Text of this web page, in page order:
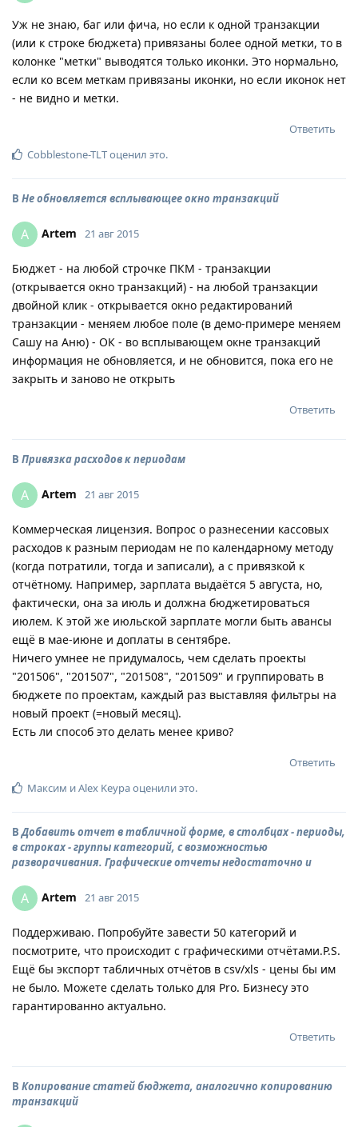
Уж не знаю, баг или фича, но если к одной транзакции
(или к строке бюджета) привязаны более одной метки, то в
колонке "метки" выводятся только иконки. Это нормально,
если ко всем меткам привязаны иконки, но если иконок нет
- не видно и метки.
Ответить
Cobblestone-TLTоценил это.
В Не обновляется всплывающее окно транзакций
A Artem 21 авг 2015
Бюджет - на любой строчке ПКМ - транзакции
(открывается окно транзакций) - на любой транзакции
двойной клик - открывается окно редактирований
транзакции - меняем любое поле (в демо-примере меняем
Сашу на Аню) - ОК - во всплывающем окне транзакций
информация не обновляется, и не обновится, пока его не
закрыть и заново не открыть
Ответить
В Привязка расходов к периодам
A Artem 21 авг 2015
Коммерческая лицензия. Вопрос о разнесении кассовых
расходов к разным периодам не по календарному методу
(когда потратили, тогда и записали), а с привязкой к
отчётному. Например, зарплата выдаётся 5 августа, но,
фактически, она за июль и должна бюджетироваться
июлем. К этой же июльской зарплате могли быть авансы
ещё в мае-июне и доплаты в сентябре.
Ничего умнее не придумалось, чем сделать проекты
"201506", "201507", "201508", "201509" и группировать в
бюджете по проектам, каждый раз выставляя фильтры на
новый проект (=новый месяц).
Есть ли способ это делать менее криво?
Ответить
Максим иAlex Keypaоценили это.
ВДобавить отчет в табличной форме, в столбцах - периоды,
в строках - группы категорий, с возможностью
разворачивания. Графические отчеты недостаточно и
A Artem 21 авг 2015
Поддерживаю. Попробуйте завести 50 категорий и
посмотрите, что происходит с графическими отчётами.P.S.
Ещё бы экспорт табличных отчётов в csv/xls - цены бы им
не было. Можете сделать только для Pro. Бизнесу это
гарантированно актуально.
Ответить
В Копирование статей бюджета, аналогично копированию
транзакций